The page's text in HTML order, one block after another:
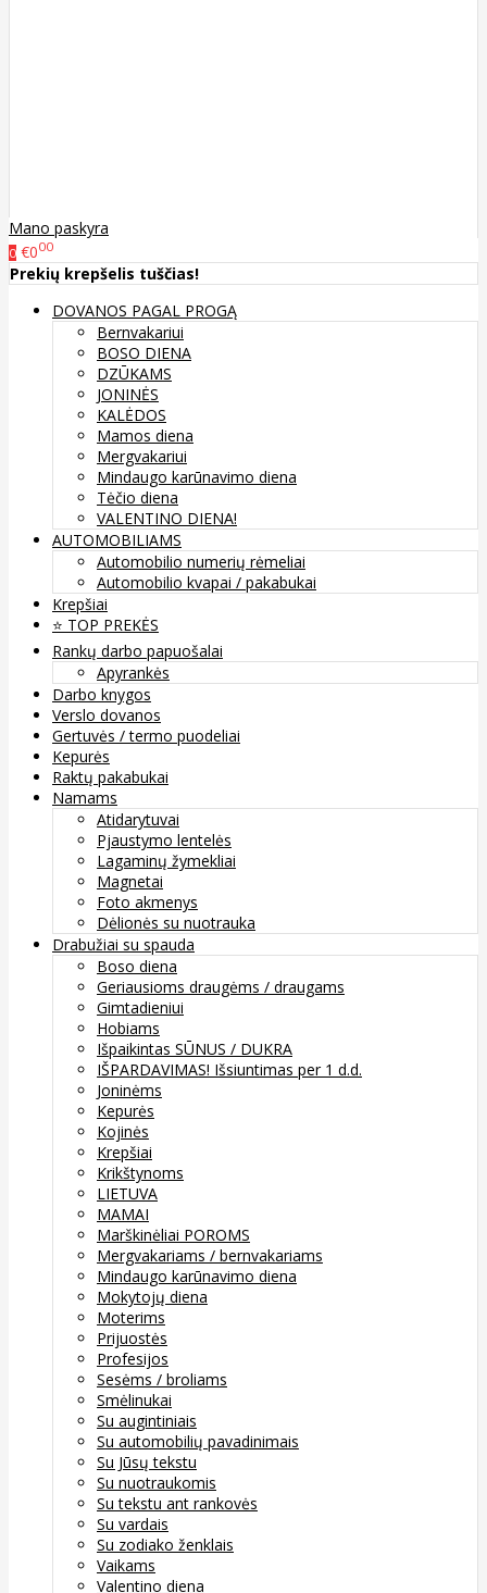
Mano paskyra
0 €000
Prekių krepšelis tuščias!
DOVANOS PAGAL PROGĄ
Bernvakariui
BOSO DIENA
DZŪKAMS
JONINĖS
KALĖDOS
Mamos diena
Mergvakariui
Mindaugo karūnavimo diena
Tėčio diena
VALENTINO DIENA!
AUTOMOBILIAMS
Automobilio numerių rėmeliai
Automobilio kvapai / pakabukai
Krepšiai
⭐️ TOP PREKĖS
Rankų darbo papuošalai
Apyrankės
Darbo knygos
Verslo dovanos
Gertuvės / termo puodeliai
Kepurės
Raktų pakabukai
Namams
Atidarytuvai
Pjaustymo lentelės
Lagaminų žymekliai
Magnetai
Foto akmenys
Dėlionės su nuotrauka
Drabužiai su spauda
Boso diena
Geriausioms draugėms / draugams
Gimtadieniui
Hobiams
Išpaikintas SŪNUS / DUKRA
IŠPARDAVIMAS! Išsiuntimas per 1 d.d.
Joninėms
Kepurės
Kojinės
Krepšiai
Krikštynoms
LIETUVA
MAMAI
Marškinėliai POROMS
Mergvakariams / bernvakariams
Mindaugo karūnavimo diena
Mokytojų diena
Moterims
Prijuostės
Profesijos
Sesėms / broliams
Smėlinukai
Su augintiniais
Su automobilių pavadinimais
Su Jūsų tekstu
Su nuotraukomis
Su tekstu ant rankovės
Su vardais
Su zodiako ženklais
Vaikams
Valentino diena